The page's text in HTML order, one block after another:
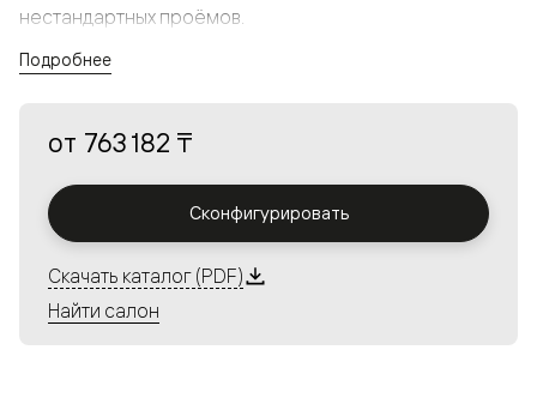
нестандартных проёмов.
а большой выбор вставок из стекла с различными
решения в интерьере и варьировать освещённость.
Алюминиевые перегородки имеют единый профиль
с алюминиевыми дверьми и легко сочетаются в одном
Подробнее
от 763 182 ₸
Сконфигурировать
Скачать каталог (PDF)
Найти салон